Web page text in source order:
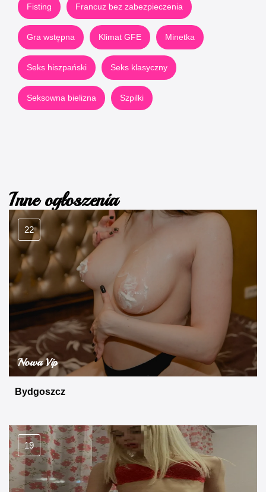
Fisting Francuz bez zabezpieczenia
Gra wstępna Klimat GFE Minetka
Seks hiszpański Seks klasyczny
Seksowna bielizna Szpilki
Inne ogłoszenia
22
Nowa Vip
Bydgoszcz
19